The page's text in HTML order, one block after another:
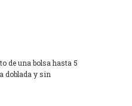
de una bolsa hasta 5
doblada y sin